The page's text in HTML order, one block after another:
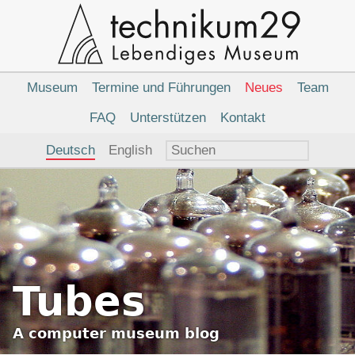
Tubes
Acomputer museumblog
Hauptnavigation
Museum Termine und Führungen Neues
Team
FAQ
Unterstützen Kontakt
Sprachauswahl
Deutsch English